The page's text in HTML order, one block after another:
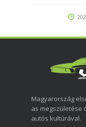
Magyarország
as megszületése
autós kultúrával.